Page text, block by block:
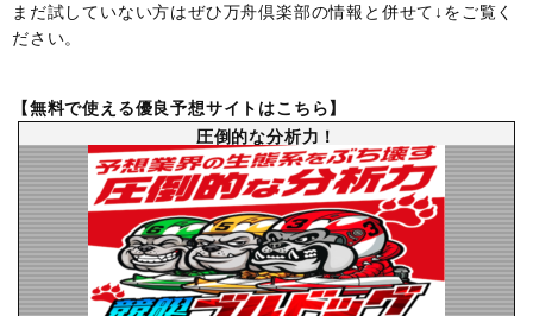
まだ試していない方はぜひ万舟倶楽部の情報と併せて↓をご覧く
ださい。
【無料で使える優良予想サイトはこちら】
圧倒的な分析力！